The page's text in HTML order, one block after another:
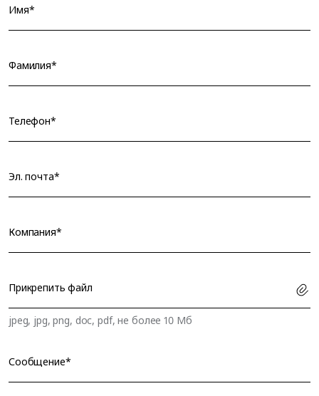
Имя*
Фамилия*
Телефон*
Эл. почта*
Компания*
Прикрепить файл
jpeg, jpg, png, doc, pdf, не более 10 Мб
Сообщение*